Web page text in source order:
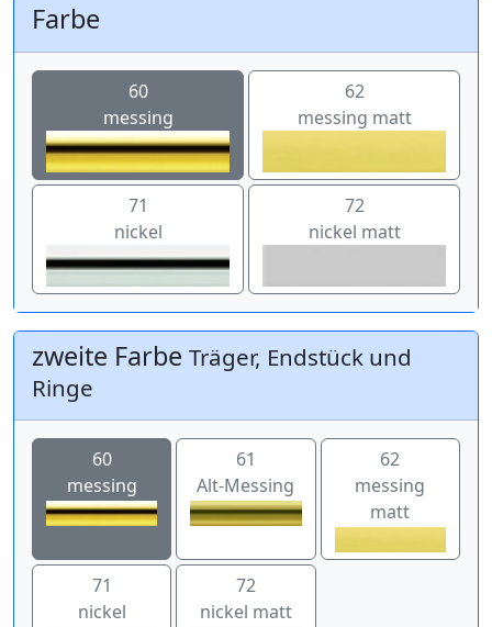
Farbe
60
messing
62
messing matt
71
nickel
72
nickel matt
zweite Farbe Träger, Endstück und
Ringe
60
messing
61
Alt-Messing
62
messing
matt
71
nickel
72
nickel matt